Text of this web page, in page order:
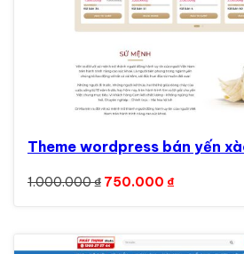
Theme wordpress bán yến
1.000.000₫ Giá gốc là: 1.000.000 ₫.
750.000 ₫Giá hiện tại